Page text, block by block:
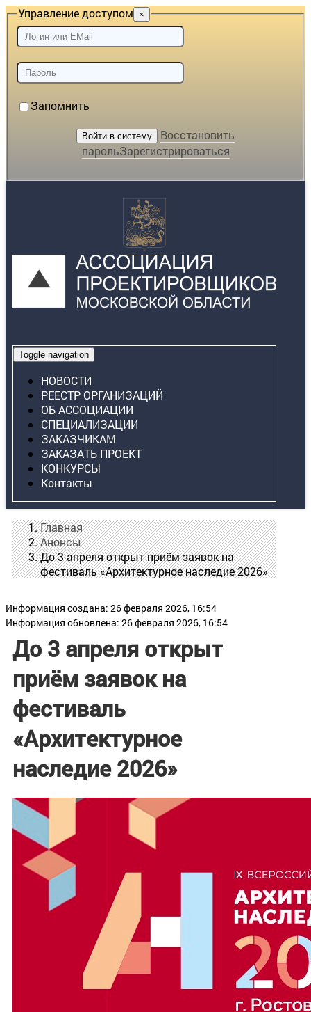
Управление доступом ×
Запомнить
Восстановить
парольЗарегистрироваться
Toggle navigation
НОВОСТИ
РЕЕСТР ОРГАНИЗАЦИЙ
ОБ АССОЦИАЦИИ
СПЕЦИАЛИЗАЦИИ
ЗАКАЗЧИКАМ
ЗАКАЗАТЬ ПРОЕКТ
КОНКУРСЫ
Контакты
Главная
Анонсы
До 3 апреля открыт приём заявок на
фестиваль «Архитектурное наследие 2026»
Информация создана: 26 февраля 2026, 16:54
Информация обновлена: 26 февраля 2026, 16:54
До 3 апреля открыт
приём заявок на
фестиваль
«Архитектурное
наследие 2026»